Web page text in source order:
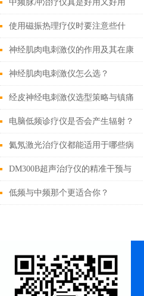
中频脉冲治疗仪真是好用又好用
使用磁振热理疗仪时要注意些什
么？
神经肌肉电刺激仪的作用及其在康
复治疗中的应用
神经肌肉电刺激仪怎么选？
经皮神经电刺激仪选型策略与镇痛
康复治疗适配要点
电脑低频诊疗仪是否会产生辐射？
氦氖激光治疗仪都能适用于哪些病
症？
DM300B超声治疗仪的精准干预与
创新实践
低频与中频那个更适合你？